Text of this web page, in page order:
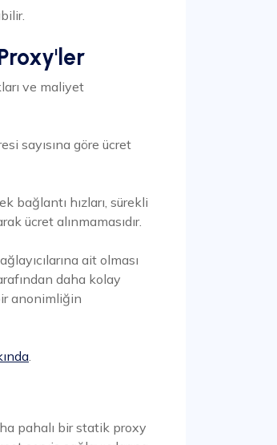
ve maliyet
sayısına göre ücret
bağlantı hızları, sürekli
ücret alınmamasıdır.
ait olması
daha kolay
anonimliğin
pahalı bir statik proxy